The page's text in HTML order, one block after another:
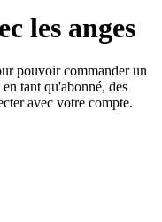
les anges
pouvoir commander un
tant qu'abonné, des
avec votre compte.